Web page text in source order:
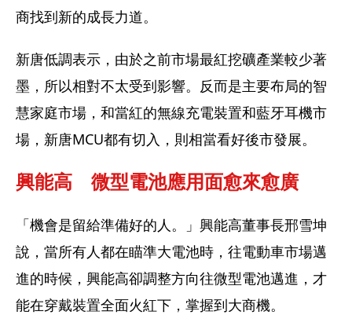
商找到新的成長力道。
新唐低調表示，由於之前市場最紅挖礦產業較少著
墨，所以相對不太受到影響。反而是主要布局的智
慧家庭市場，和當紅的無線充電裝置和藍牙耳機市
場，新唐MCU都有切入，則相當看好後市發展。
興能高　微型電池應用面愈來愈廣
「機會是留給準備好的人。」興能高董事長邢雪坤
說，當所有人都在瞄準大電池時，往電動車市場邁
進的時候，興能高卻調整方向往微型電池邁進，才
能在穿戴裝置全面火紅下，掌握到大商機。